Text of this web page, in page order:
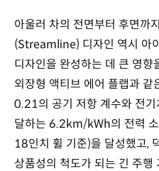
아울러 차의 전면부터 후면까
(Streamline) 디자인 역시 아
디자인을 완성하는 데 큰 영향
외장형 액티브 에어 플랩과 같
0.21의 공기 저항 계수와 전기
달하는 6.2km/kWh의 전력
18인치 휠 기준)을 달성했고,
상품성의 척도가 되는 긴 주행